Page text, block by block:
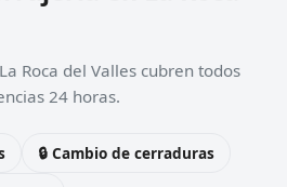
Roca del Valles cubren todos
24 horas.
🔒 Cambio de cerraduras